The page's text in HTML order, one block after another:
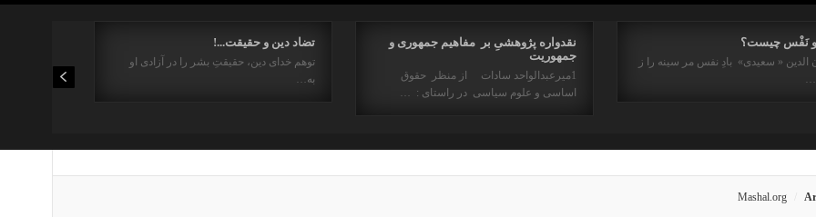
تضاد دین و حقیقت...!
توهم خدای دین، حقیقتِ بشر را در آزادی او
به…
نقدواره پژوهشیِ بر مفاهیم جمهوری و
جمهوریت
1میرعبدالواحد سادات از منظر حقوق
اساسی و علوم سیاسی در راستای : …
و نَفْس چیست؟
الدین « سعیدی» بادِ نفس مر سینه را ز
Mashal.org